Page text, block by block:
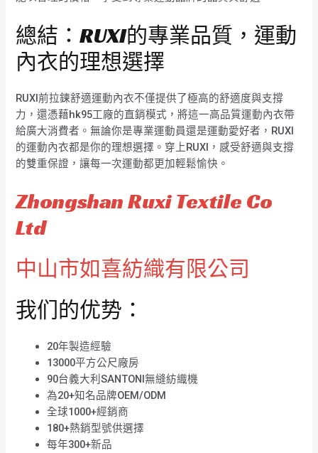
總結：RUXI的專業品質，運動
內衣的理想選擇
RUXI前拉鍊舒適運動內衣不僅提供了極高的舒適度與支撐
力，還憑藉hk95工廠的直銷模式，將這一高品質運動內衣帶
給廣大消費者。無論你是專業運動員還是運動愛好者，RUXI
的運動內衣都是你的理想選擇。穿上RUXI，感受舒適與支撐
的雙重保證，讓每一次運動都更加輕鬆愉快。
Zhongshan Ruxi Textile Co
Ltd
中山市如喜紡織有限公司
我们的优势：
20年製造經驗
13000平方公尺廠房
90台義大利SANTONI無縫紡織機
為20+知名品牌OEM/ODM
全球1000+經銷商
180+熱銷型號供選擇
每年300+新品